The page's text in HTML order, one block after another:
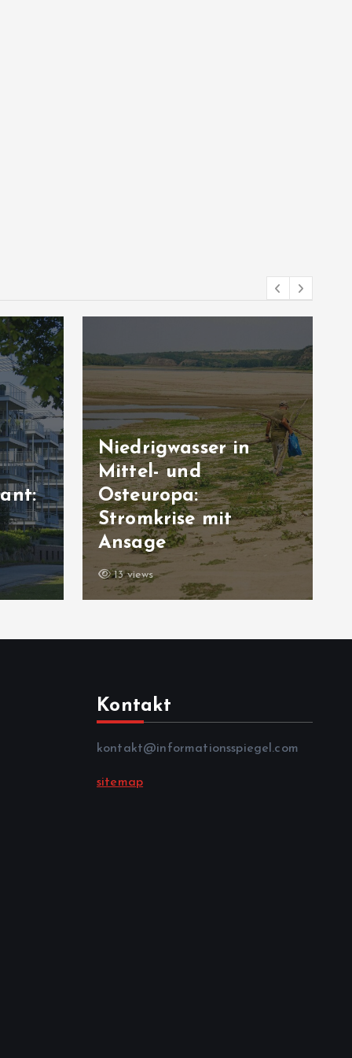
Niedrigwasser in
Mittel- und
Osteuropa:
Stromkrise mit
Ansage
13 views
Kontakt
kontakt@informationsspiegel.com
sitemap